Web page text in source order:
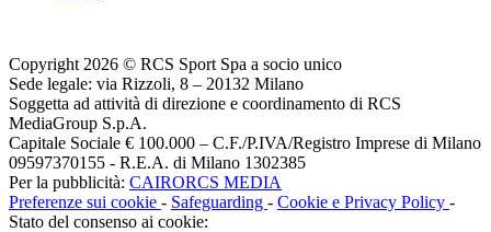
Copyright 2026 © RCS Sport Spa a socio unico
Sede legale: via Rizzoli, 8 – 20132 Milano
Soggetta ad attività di direzione e coordinamento di RCS
MediaGroup S.p.A.
Capitale Sociale € 100.000 – C.F./P.IVA/Registro Imprese di Milano
09597370155 - R.E.A. di Milano 1302385
Per la pubblicità: CAIRORCS MEDIA
Preferenze sui cookie - Safeguarding - Cookie e Privacy Policy -
Stato del consenso ai cookie: